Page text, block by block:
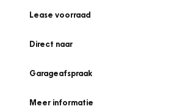
Lease voorraad
Direct naar
Garageafspraak
Meer informatie